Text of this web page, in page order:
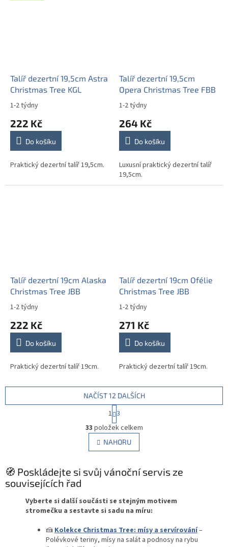
Talíř dezertní 19,5cm Astra
Christmas Tree KGL
1-2 týdny
222 Kč
Do košíku
Praktický dezertní talíř 19,5cm.
Talíř dezertní 19,5cm
Opera Christmas Tree FBB
1-2 týdny
264 Kč
Do košíku
Luxusní praktický dezertní talíř
19,5cm.
Talíř dezertní 19cm Alaska
Christmas Tree JBB
1-2 týdny
222 Kč
Do košíku
Praktický dezertní talíř 19cm.
Talíř dezertní 19cm Ofélie
Christmas Tree JBB
1-2 týdny
271 Kč
Do košíku
Praktický dezertní talíř 19cm.
O
v
l
á
a
p
r
k
y
NAČÍST 12 DALŠÍCH
S
t
r
á
n
k
v
á
1 3
33 položek celkem
NAHORU
🧭 Poskládejte si svůj vánoční servis ze
souvisejících řad
Vyberte si další součásti se stejným motivem
stromečku a sestavte si sadu na míru:
🍰 Kolekce Christmas Tree: mísy a servírování–
Polévkové teriny, mísy na salát a podnosy na rybu